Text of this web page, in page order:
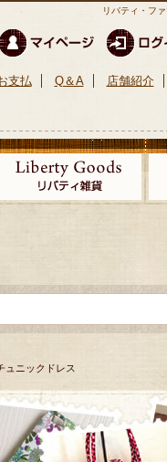
リバティ・フ
支払 Q＆A 店舗紹介
ニックドレス